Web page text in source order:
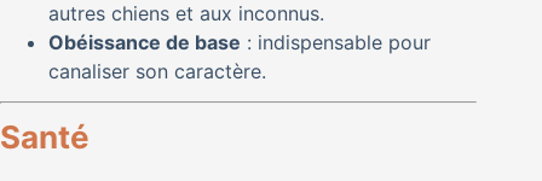
autres chiens et aux inconnus.
Obéissance de base : indispensable pour
canaliser son caractère.
Santé